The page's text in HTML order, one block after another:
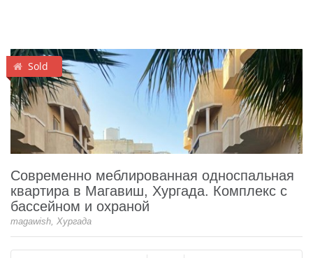
Sold
Современно меблированная односпальная
квартира в Магавиш, Хургада. Комплекс с
бассейном и охраной
magawish, Хургада